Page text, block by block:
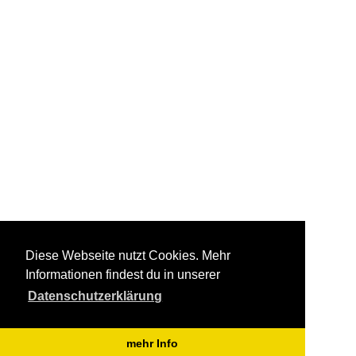
Diese Webseite nutzt Cookies. Mehr
Informationen findest du in unserer
Datenschutzerklärung
mehr Info